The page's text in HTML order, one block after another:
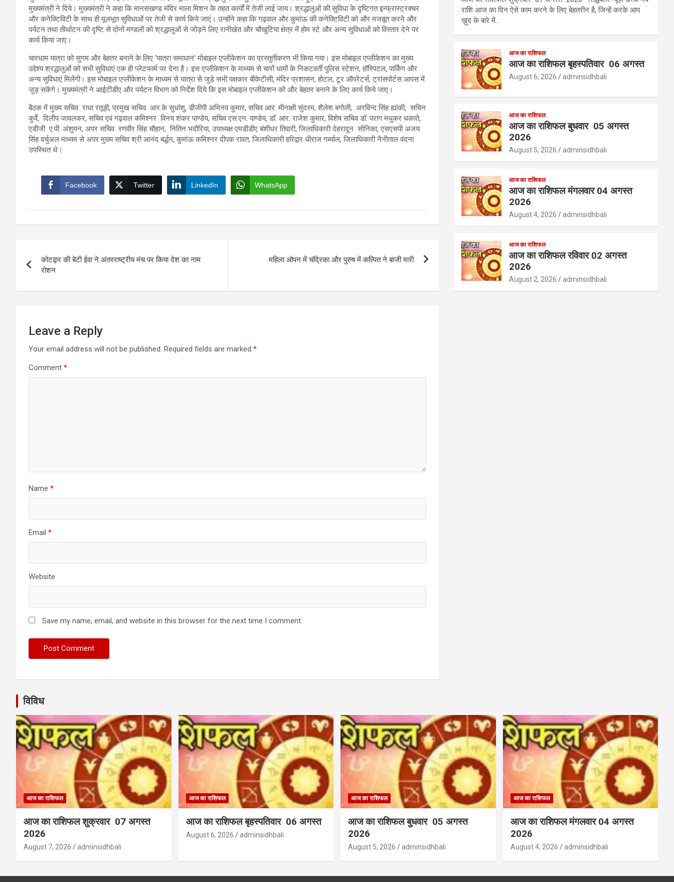
मुख्यमंत्री ने दिये। मुख्यमंत्री ने कहा कि मानसखण्ड मंदिर माला मिशन के तहत कार्यों में तेजी लाई जाय। श्रद्धालुओं की सुविधा के दृष्टिगत इन्फ्रास्ट्रक्चर
और कनेक्टिविटी के साथ ही मूलभूत सुविधाओं पर तेजी से कार्य किये जाएं। उन्होंने कहा कि गढ़वाल और कुमांऊ की कनेक्टिविटी को और मजबूत करने और
पर्यटन तथा तीर्थाटन की दृष्टि से दोनों मण्डलों को श्रद्धालुओं से जोड़ने लिए रानीखेत और चौखुटिया क्षेत्र में होम स्टे और अन्य सुविधाओं को विस्तार देने पर
कार्य किया जाए।
चारधाम यात्रा को सुगम और बेहतर बनाने के लिए ‘यात्रा समाधान’ मोबाइल एप्लीकेशन का प्रस्तुतीकरण भी किया गया। इस मोबाइल एप्लीकेशन का मुख्य
उद्देश्य श्रद्धालुओं को सभी सुविधाएं एक ही प्लेटफार्म पर देना है। इस एप्लीकेशन के माध्यम से चारों धामों के निकटवर्ती पुलिस स्टेशन, हॉस्पिटल, पार्किंग और
अन्य सुविधाएं मिलेंगी। इस मोबाइल एप्लीकेशन के माध्यम से यात्रा से जुड़े सभी पक्षकार बीकेटीसी, मंदिर प्रशासन, होटल, टूर ऑपरेटर्स, ट्रांसपोर्टस आपस में
जुड़ सकेंगे। मुख्यमंत्री ने आईटीडीए और पर्यटन विभाग को निर्देश दिये कि इस मोबाइल एप्लीकेशन को और बेहतर बनाने के लिए कार्य किये जाए।
बैठक में मुख्य सचिव राधा रतूड़ी, प्रमुख सचिव आर.के सुधांशु, डीजीपी अभिनव कुमार, सचिव आर. मीनाक्षी सुंदरम, शैलेश बगोली, अरविन्द सिंह ह्यांकी, सचिन
कुर्वे, दिलीप जावलकर, सचिव एवं गढ़वाल कमिश्नर विनय शंकर पाण्डेय, सचिव एस.एन. पाण्डेय, डॉ. आर. राजेश कुमार, विशेष सचिव डॉ. पराग मधुकर धकाते,
एडीजी ए.पी. अंशुमन, अपर सचिव रणवीर सिंह चौहान, नितिन भदौरिया, उपाध्यक्ष एमडीडीए बंशीधर तिवारी, जिलाधिकारी देहरादून सोनिका, एसएसपी अजय
सिंह वर्चुअल माध्यम से अपर मुख्य सचिव श्री आनंद बर्द्धन, कुमांऊ कमिश्नर दीपक रावत, जिलाधिकारी हरिद्वार धीराज गर्ब्याल, जिलाधिकारी नैनीताल वंदना
उपस्थित थे।
Facebook Twitter LinkedIn WhatsApp
navigation
कोटद्वार की बेटी ईवा ने अंतरराष्ट्रीय मंच पर किया देश का नाम
रोशन
महिला ओपन में चंद्रिका और पुरुष में कल्पित ने बाजी मारी
Leave a Reply
Your email address will not be published. Required fields are marked *
Comment *
Name *
Email *
Website
Save my name, email, and website in this browser for the next time I comment.
राशि आज का दिन ऐसे काम करने के लिए बेहतरीन है, जिन्हें करके आप
ख़ुद के बारे में…
आज का राशिफल
आज का राशिफल बृहस्पतिवार 06 अगस्त
August 6, 2026 adminsidhbali
आज का राशिफल
आज का राशिफल बुधवार 05 अगस्त
2026
August 5, 2026 adminsidhbali
आज का राशिफल
आज का राशिफल मंगलवार 04 अगस्त
2026
August 4, 2026 adminsidhbali
आज का राशिफल
आज का राशिफल रविवार 02 अगस्त
2026
August 2, 2026 adminsidhbali
विविध
आज का राशिफल
आज का राशिफल शुक्रवार 07 अगस्त
2026
August 7, 2026 adminsidhbali
आज का राशिफल
आज का राशिफल बृहस्पतिवार 06 अगस्त
August 6, 2026 adminsidhbali
आज का राशिफल
आज का राशिफल बुधवार 05 अगस्त
2026
August 5, 2026 adminsidhbali
आज का राशिफल
आज का राशिफल मंगलवार 04 अगस्त
2026
August 4, 2026 adminsidhbali